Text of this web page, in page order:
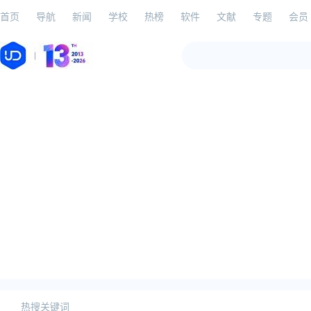
首页 导航 新闻 学校 热榜 软件 文献 专题 会员
热搜关键词